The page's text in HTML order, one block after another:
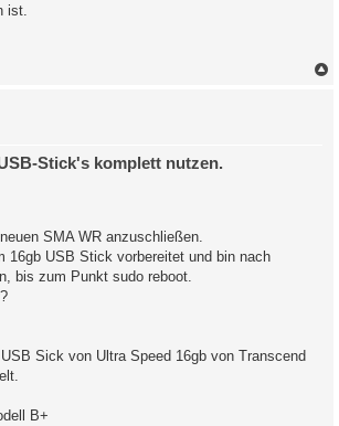
ist.
Stick's komplett nutzen.
SMA WR anzuschließen.
16gb USB Stick vorbereitet und bin nach
bis zum Punkt sudo reboot.
Sick von Ultra Speed 16gb von Transcend
B+